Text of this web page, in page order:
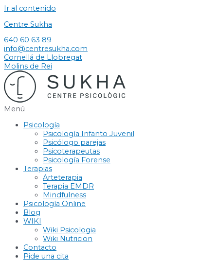
Ir al contenido
Centre Sukha
640 60 63 89
info@centresukha.com
Cornellá de Llobregat
Molins de Rei
Menú
Psicología
Psicología Infanto Juvenil
Psicólogo parejas
Psicoterapeutas
Psicología Forense
Terapias
Arteterapia
Terapia EMDR
Mindfulness
Psicología Online
Blog
WIKI
Wiki Psicologia
Wiki Nutricion
Contacto
Pide una cita